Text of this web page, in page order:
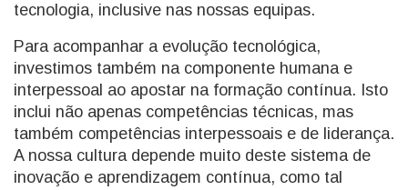
tecnologia, inclusive nas nossas equipas.
Para acompanhar a evolução tecnológica,
investimos também na componente humana e
interpessoal ao apostar na formação contínua. Isto
inclui não apenas competências técnicas, mas
também competências interpessoais e de liderança.
A nossa cultura depende muito deste sistema de
inovação e aprendizagem contínua, como tal